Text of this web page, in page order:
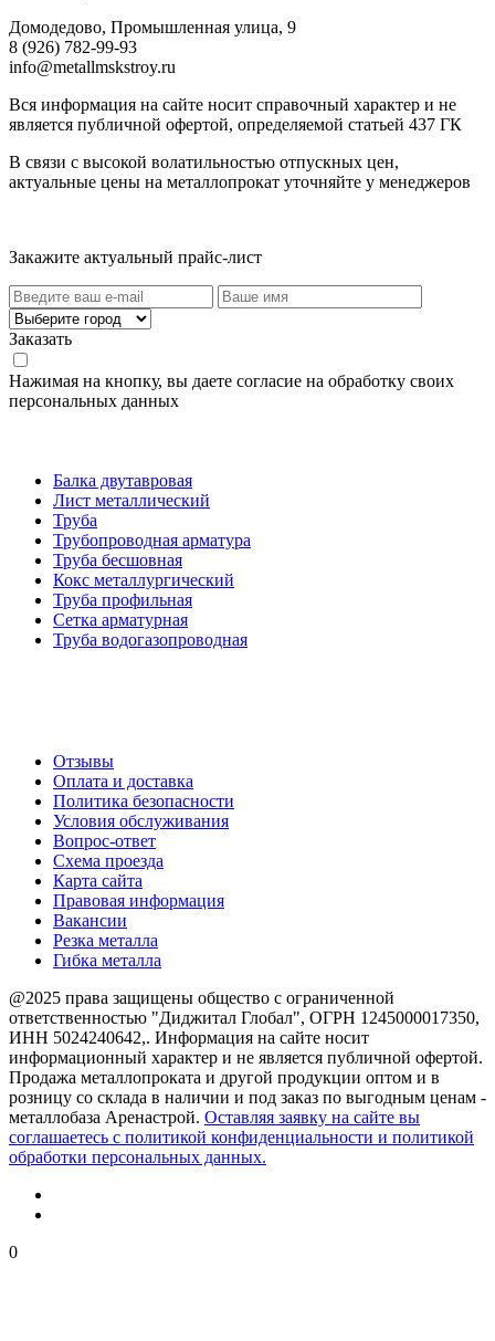
Домодедово, Промышленная улица, 9
8 (926) 782-99-93
info@metallmskstroy.ru
Вся информация на сайте носит справочный характер и не
является публичной офертой, определяемой статьей 437 ГК
В связи с высокой волатильностью отпускных цен,
актуальные цены на металлопрокат уточняйте у менеджеров
Закажите актуальный прайс-лист
Заказать
Нажимая на кнопку, вы даете согласие на обработку своих
персональных данных
Балка двутавровая
Лист металлический
Труба
Трубопроводная арматура
Труба бесшовная
Кокс металлургический
Труба профильная
Cетка арматурная
Труба водогазопроводная
Отзывы
Оплата и доставка
Политика безопасности
Условия обслуживания
Вопрос-ответ
Схема проезда
Карта сайта
Правовая информация
Вакансии
Резка металла
Гибка металла
@2025 права защищены общество с ограниченной
ответственностью "Диджитал Глобал", ОГРН 1245000017350,
ИНН 5024240642,. Информация на сайте носит
информационный характер и не является публичной офертой.
Продажа металлопроката и другой продукции оптом и в
розницу со склада в наличии и под заказ по выгодным ценам -
металлобаза Аренастрой. Оставляя заявку на сайте вы
соглашаетесь с политикой конфиденциальности и политикой
обработки персональных данных.
0